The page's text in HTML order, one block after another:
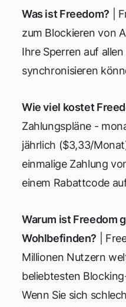
Was ist Freedom? |
zum Blockieren von
Ihre Sperren auf
synchronisieren
Wie viel kostet
Zahlungspläne -
jährlich ($3,33/
einmalige Zahlung
einem Rabattcode
Warum ist Freedom
Wohlbefinden? |
Millionen Nutzern
beliebtesten
Wenn Sie sich